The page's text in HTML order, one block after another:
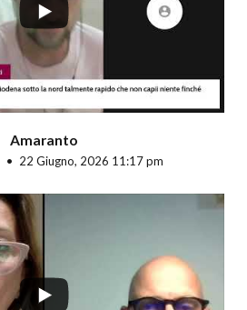
Amaranto
22 Giugno, 2026 11:17 pm